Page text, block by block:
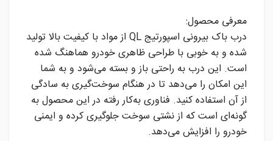
معرفی محصول:
درب باک بیرونی اسپورتیج QL از مواد با کیفیت بالا تولید
شده و به خوبی با طراحی ظاهری خودرو هماهنگ شده
است. این درب به راحتی باز و بسته می‌شود و به شما
این امکان را می‌دهد تا در هنگام سوخت‌گیری به سادگی
از آن استفاده کنید. فناوری به‌کار رفته در این محصول به
گونه‌ای است که از نشتی سوخت جلوگیری کرده و ایمنی
خودرو را افزایش می‌دهد.